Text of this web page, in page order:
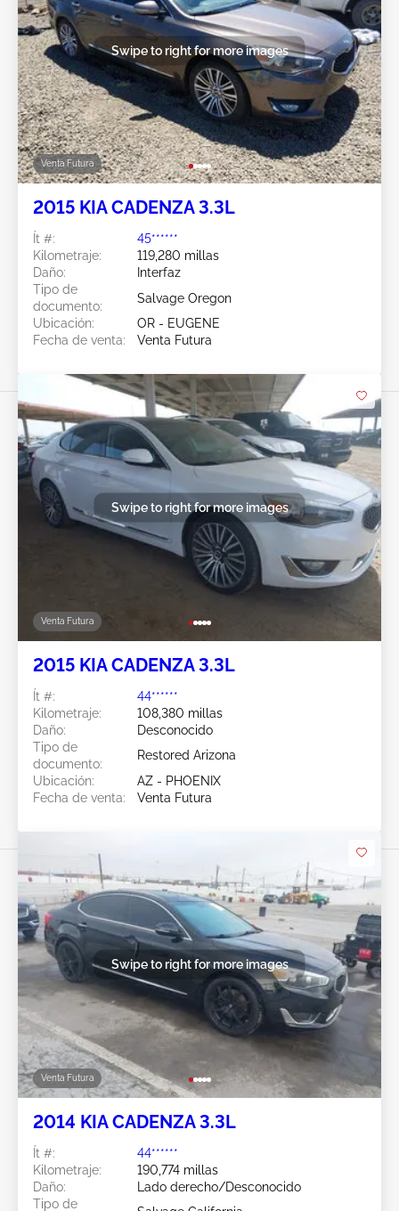
Venta Futura
Swipe to right for more images
2015 KIA CADENZA 3.3L
Ít #:
45******
Kilometraje:
119,280 millas
Daño:
Interfaz
Tipo de
documento:
Salvage Oregon
Ubicación:
OR - EUGENE
Fecha de venta:
Venta Futura
Venta Futura
Swipe to right for more images
2015 KIA CADENZA 3.3L
Ít #:
44******
Kilometraje:
108,380 millas
Daño:
Desconocido
Tipo de
documento:
Restored Arizona
Ubicación:
AZ - PHOENIX
Fecha de venta:
Venta Futura
Venta Futura
Swipe to right for more images
2014 KIA CADENZA 3.3L
Ít #:
44******
Kilometraje:
190,774 millas
Daño:
Lado derecho/Desconocido
Tipo de